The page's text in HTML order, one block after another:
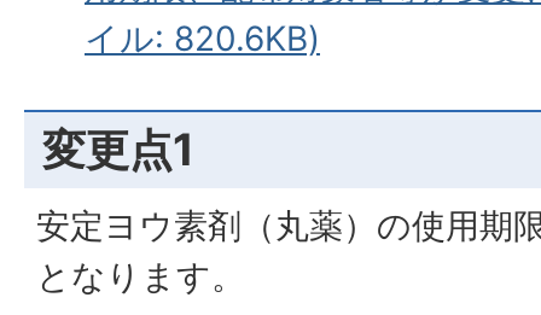
イル: 820.6KB)
変更点1
安定ヨウ素剤（丸薬）の使用期
となります。